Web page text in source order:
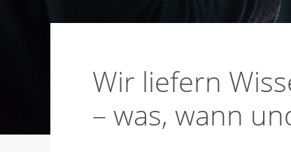
Wir liefern
– was, wann